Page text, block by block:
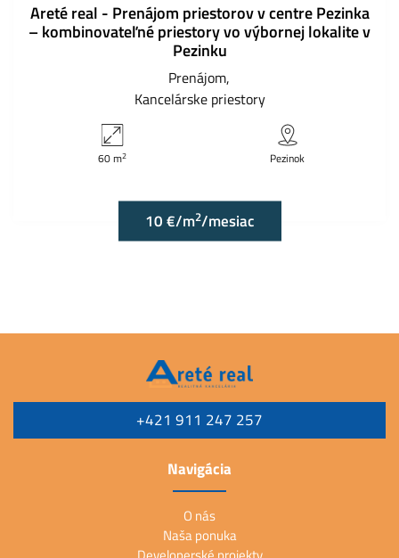
Areté real - Prenájom priestorov v centre Pezinka
– kombinovateľné priestory vo výbornej lokalite v
Pezinku
Prenájom
Kancelárske priestory
60 m2 Pezinok
10 €/m2/mesiac
+421 911 247 257
Navigácia
O nás
Naša ponuka